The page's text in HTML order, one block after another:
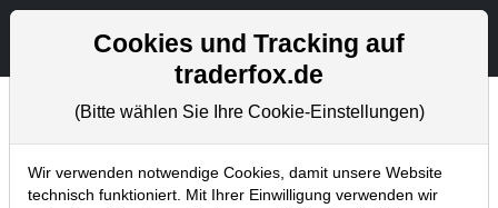
Aktien- und Artikelsuche
Chartanalysen
Home Blog Chartanalysen
Cookies und Tracking auf
traderfox.de
(Bitte wählen Sie Ihre Cookie-Einstellungen)
Wir verwenden notwendige Cookies, damit unsere Website
technisch funktioniert. Mit Ihrer Einwilligung verwenden wir